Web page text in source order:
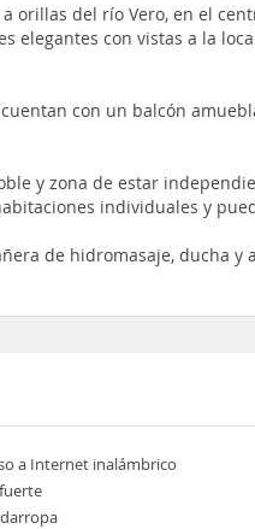
orillas del río Vero, en el
elegantes con vistas a la
con un balcón
y zona de estar
individuales y
de hidromasaje, ducha y
a Internet inalámbrico